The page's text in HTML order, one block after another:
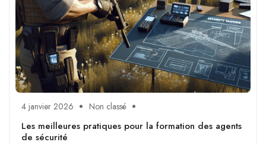
4 janvier 2026 Non classé
Les meilleures pratiques pour la formation des agents
de sécurité